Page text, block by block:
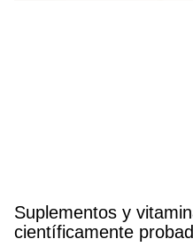
Suplementos y
científicamente